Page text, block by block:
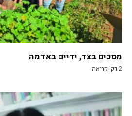
מסכים בצד, ידיים באדמה
2דק' קריאה